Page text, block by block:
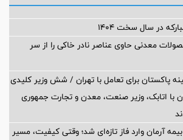
در سال سخت ۱۴۰۴
معدنی حاوی عناصر نادر خاکی را از سر
پاکستان برای تعامل با تهران / شش وزیر کلیدی
با اتابک، وزیر صنعت، معدن و تجارت جمهوری
آرمان وارد فاز تازه‌ای شد؛ وقتی کیفیت، مسیر